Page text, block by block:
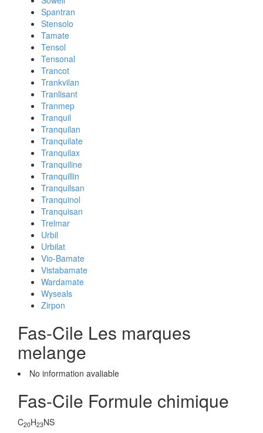
Spantran
Stensolo
Tamate
Tensol
Tensonal
Trancot
Trankvilan
Tranlisant
Tranmep
Tranquil
Tranquilan
Tranquilate
Tranquilax
Tranquiline
Tranquillin
Tranquilsan
Tranquinol
Tranquisan
Trelmar
Urbil
Urbilat
Vio-Bamate
Vistabamate
Wardamate
Wyseals
Zirpon
Fas-Cile Les marques
melange
No information avaliable
Fas-Cile Formule chimique
C20H23NS